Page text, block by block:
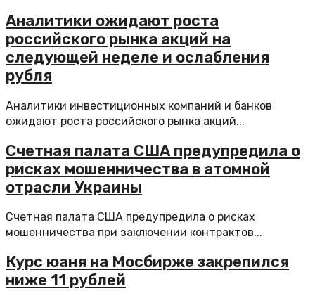
Аналитики ожидают роста
российского рынка акций на
следующей неделе и ослабления
рубля
Аналитики инвестиционных компаний и банков
ожидают роста российского рынка акций...
Счетная палата США предупредила о
рисках мошенничества в атомной
отрасли Украины
Счетная палата США предупредила о рисках
мошенничества при заключении контрактов...
Курс юаня на Мосбирже закрепился
ниже 11 рублей